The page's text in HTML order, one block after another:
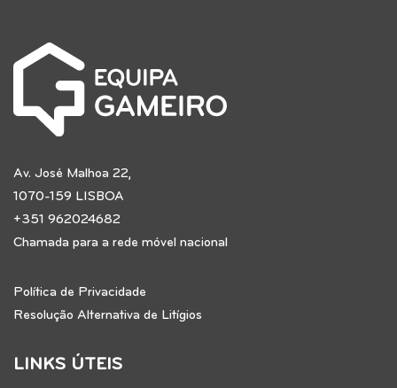
Av. José Malhoa 22,
1070-159 LISBOA
+351 962024682
Chamada para a rede móvel nacional
Política de Privacidade
Resolução Alternativa de Litígios
LINKS ÚTEIS